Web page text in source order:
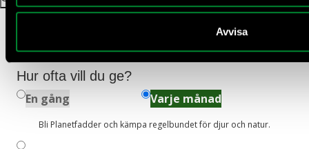
Avvisa
Kämpa med oss mot naturkrisen.
Hur ofta vill du ge?
En gång
Varje månad
Bli Planetfadder och kämpa regelbundet för djur och natur.